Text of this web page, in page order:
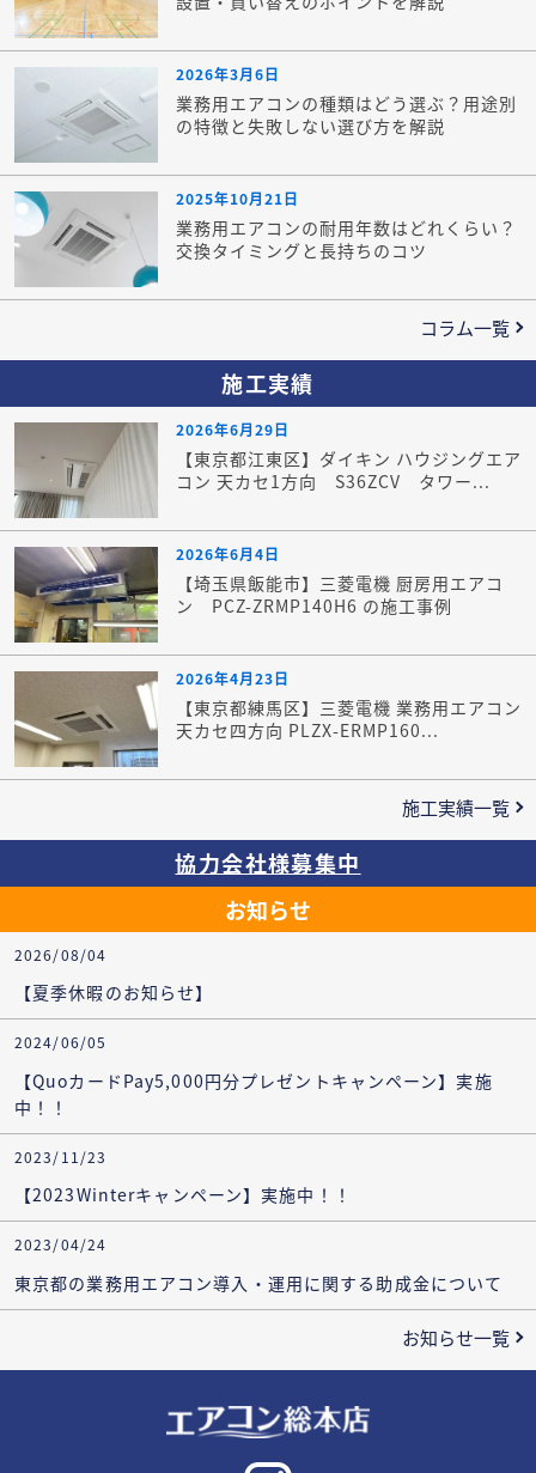
2026年3月6日
業務用エアコンの種類はどう選ぶ？用途別
の特徴と失敗しない選び方を解説
2025年10月21日
業務用エアコンの耐用年数はどれくらい？
交換タイミングと長持ちのコツ
コラム一覧
施工実績
2026年6月29日
【東京都江東区】ダイキン ハウジングエア
コン 天カセ1方向 S36ZCV タワー...
2026年6月4日
【埼玉県飯能市】三菱電機 厨房用エアコ
ン PCZ-ZRMP140H6 の施工事例
2026年4月23日
【東京都練馬区】三菱電機 業務用エアコン
天カセ四方向 PLZX-ERMP160...
施工実績一覧
協力会社様募集中
お知らせ
2026/08/04
【夏季休暇のお知らせ】
2024/06/05
【QuoカードPay5,000円分プレゼントキャンペーン】実施
中！！
2023/11/23
【2023Winterキャンペーン】実施中！！
2023/04/24
東京都の業務用エアコン導入・運用に関する助成金について
お知らせ一覧